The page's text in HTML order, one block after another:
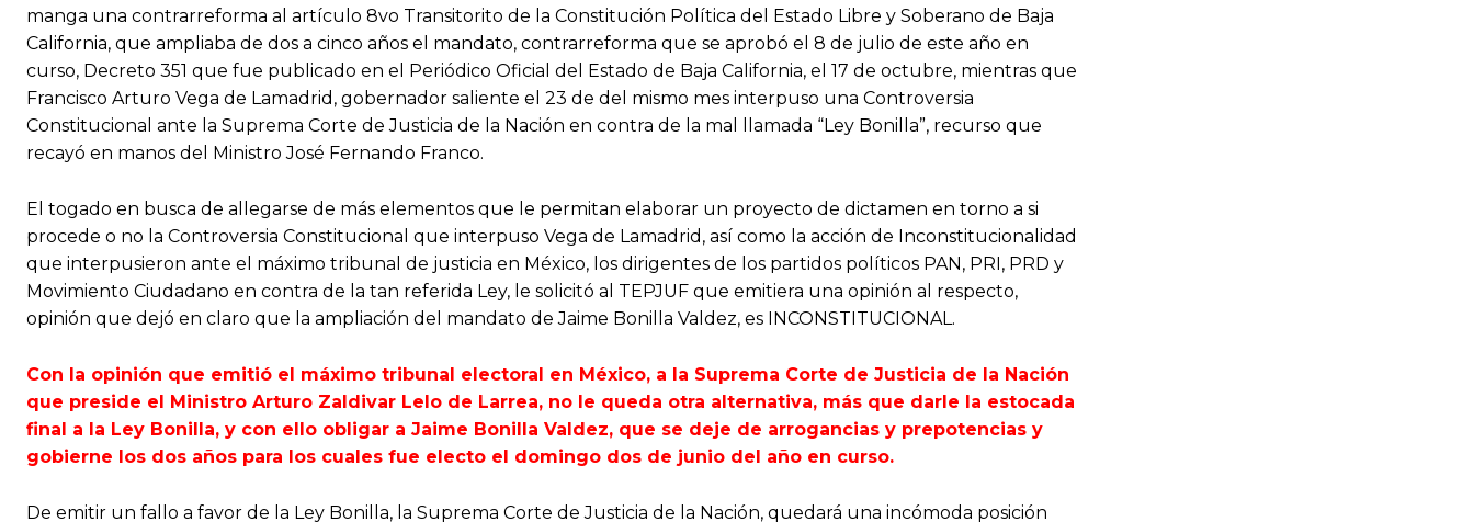
manga una contrarreforma al artículo 8vo Transitorito de la Constitución Política del Estado Libre y Soberano de Baja
California, que ampliaba de dos a cinco años el mandato, contrarreforma que se aprobó el 8 de julio de este año en
curso, Decreto 351 que fue publicado en el Periódico Oficial del Estado de Baja California, el 17 de octubre, mientras que
Francisco Arturo Vega de Lamadrid, gobernador saliente el 23 de del mismo mes interpuso una Controversia
Constitucional ante la Suprema Corte de Justicia de la Nación en contra de la mal llamada “Ley Bonilla”, recurso que
recayó en manos del Ministro José Fernando Franco.
El togado en busca de allegarse de más elementos que le permitan elaborar un proyecto de dictamen en torno a si
procede o no la Controversia Constitucional que interpuso Vega de Lamadrid, así como la acción de Inconstitucionalidad
que interpusieron ante el máximo tribunal de justicia en México, los dirigentes de los partidos políticos PAN, PRI, PRD y
Movimiento Ciudadano en contra de la tan referida Ley, le solicitó al TEPJUF que emitiera una opinión al respecto,
opinión que dejó en claro que la ampliación del mandato de Jaime Bonilla Valdez, es INCONSTITUCIONAL.
Con la opinión que emitió el máximo tribunal electoral en México, a la Suprema Corte de Justicia de la Nación
que preside el Ministro Arturo Zaldivar Lelo de Larrea, no le queda otra alternativa, más que darle la estocada
final a la Ley Bonilla, y con ello obligar a Jaime Bonilla Valdez, que se deje de arrogancias y prepotencias y
gobierne los dos años para los cuales fue electo el domingo dos de junio del año en curso.
De emitir un fallo a favor de la Ley Bonilla, la Suprema Corte de Justicia de la Nación, quedará una incómoda posición